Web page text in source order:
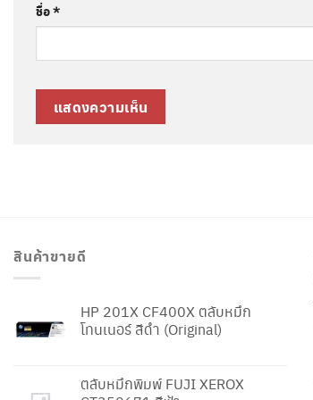
ชื่อ*
สินค้าขายดี
HP 201X CF400X ตลับหมึก
โทนเนอร์ สีดำ (Original)
ตลับหมึกพิมพ์ FUJI XEROX